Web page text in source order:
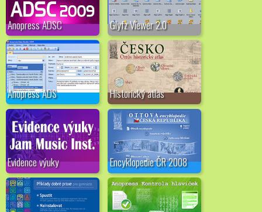
Anopress ADSC Glyfz Viewer 2.0
Anopress ADS Historický atlas
Evidence výuky Encyklopedie ČR 2008